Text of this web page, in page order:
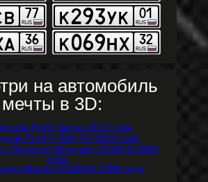
на автомобиль
мечты в 3D: